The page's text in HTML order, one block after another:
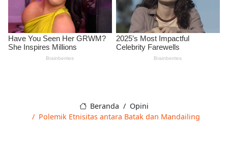
Beranda
Opini
Polemik Etnisitas antara Batak dan Mandailing